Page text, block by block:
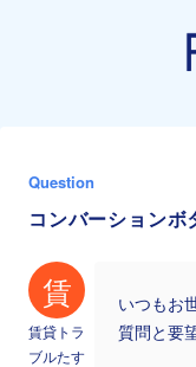
Question
コンバーション
賃
賃貸トラ
ブルたす
いつもお
質問と要